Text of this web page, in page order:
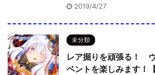
2019/4/27
未分類
レア掘りを頑張る！
ベントを楽しみます！